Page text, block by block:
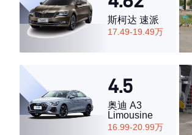
斯柯达 速派
17.49-19.49万
4.5
奥迪 A3
Limousine
16.99-20.99万